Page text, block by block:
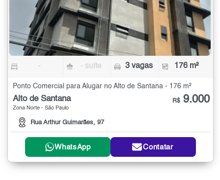
- - suíte 3 vagas 176 m²
Ponto Comercial para Alugar no Alto de Santana - 176 m²
Alto de Santana
Zona Norte - São Paulo
Rua Arthur Guimarães, 97
R$ 9.000
WhatsApp Contatar